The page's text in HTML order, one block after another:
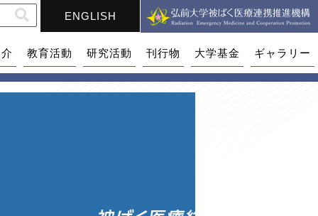
ENGLISH
教育活動 研究活動 刊行物 大学基金 ギャラリー